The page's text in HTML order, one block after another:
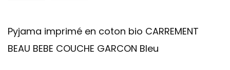
Pyjama imprimé en coton bio CARREMENT
BEAU BEBE COUCHE GARCON Bleu